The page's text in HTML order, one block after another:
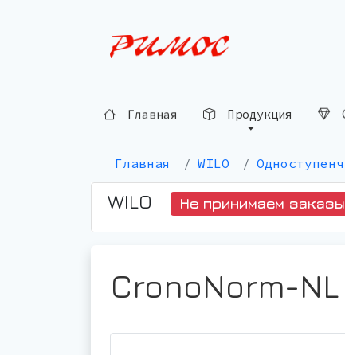
Главная Продукция
Главная WILO
WILO Не принимаем заказы
CronoNorm-